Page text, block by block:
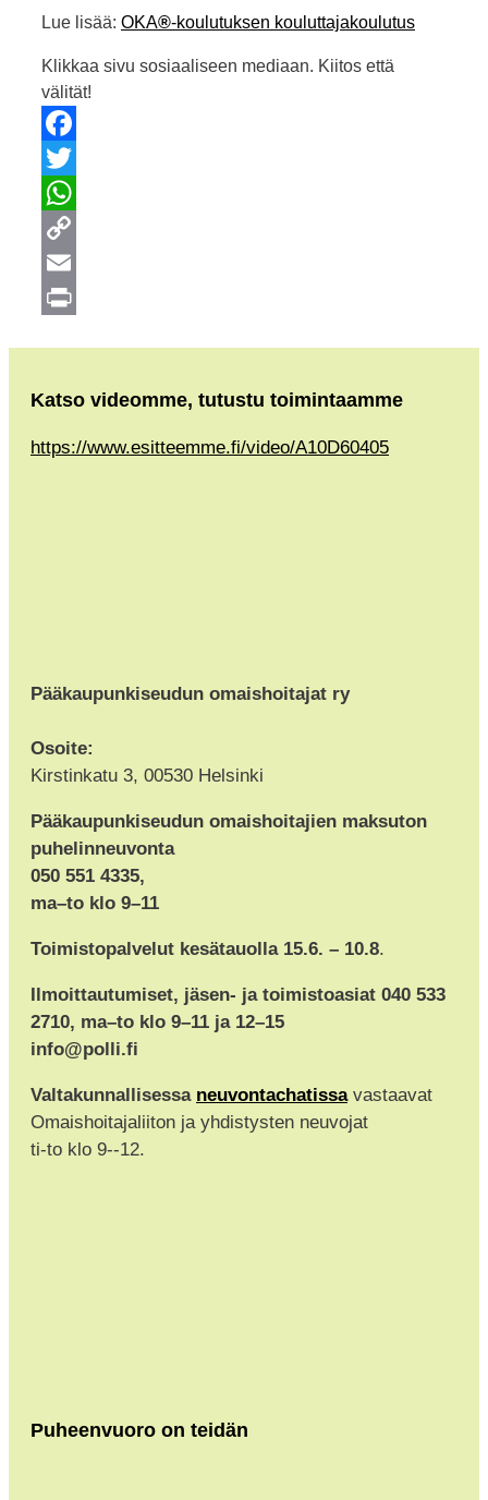
Lue lisää: OKA®-koulutuksen kouluttajakoulutus
Klikkaa sivu sosiaaliseen mediaan. Kiitos että
välität!
Facebook
Twitter
WhatsApp
Copy
Link
Email
Katso videomme, tutustu toimintaamme
https://www.esitteemme.fi/video/A10D60405
Pääkaupunkiseudun omaishoitajat ry
Osoite:
Kirstinkatu 3, 00530 Helsinki
Pääkaupunkiseudun omaishoitajien maksuton
puhelinneuvonta
050 551 4335,
ma–to klo 9–11
Toimistopalvelut kesätauolla 15.6. – 10.8.
Ilmoittautumiset, jäsen- ja toimistoasiat 040 533
2710, ma–to klo 9–11 ja 12–15
info@polli.fi
Valtakunnallisessa neuvontachatissavastaavat
Omaishoitajaliiton ja yhdistysten neuvojat
ti-to klo 9--12.
Puheenvuoro on teidän